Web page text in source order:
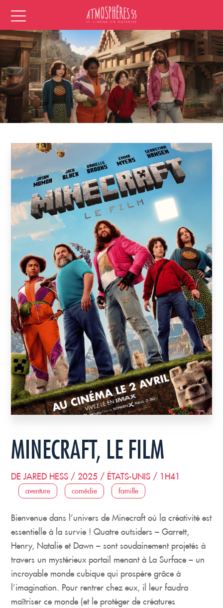
MINECRAFT, LE FILM
DE JARED HESS / 2025 / ÉTATS-UNIS / 1H41
aventure comédie famille
Bienvenue dans l’univers de Minecraft où la créativité est
essentielle à la survie ! Quatre outsiders – Garrett,
Henry, Natalie et Dawn – sont soudainement projetés à
travers un mystérieux portail menant à La Surface – un
incroyable monde cubique qui prospère grâce à
l’imagination. Pour rentrer chez eux, il leur faudra
maîtriser ce monde (et le protéger de créatures